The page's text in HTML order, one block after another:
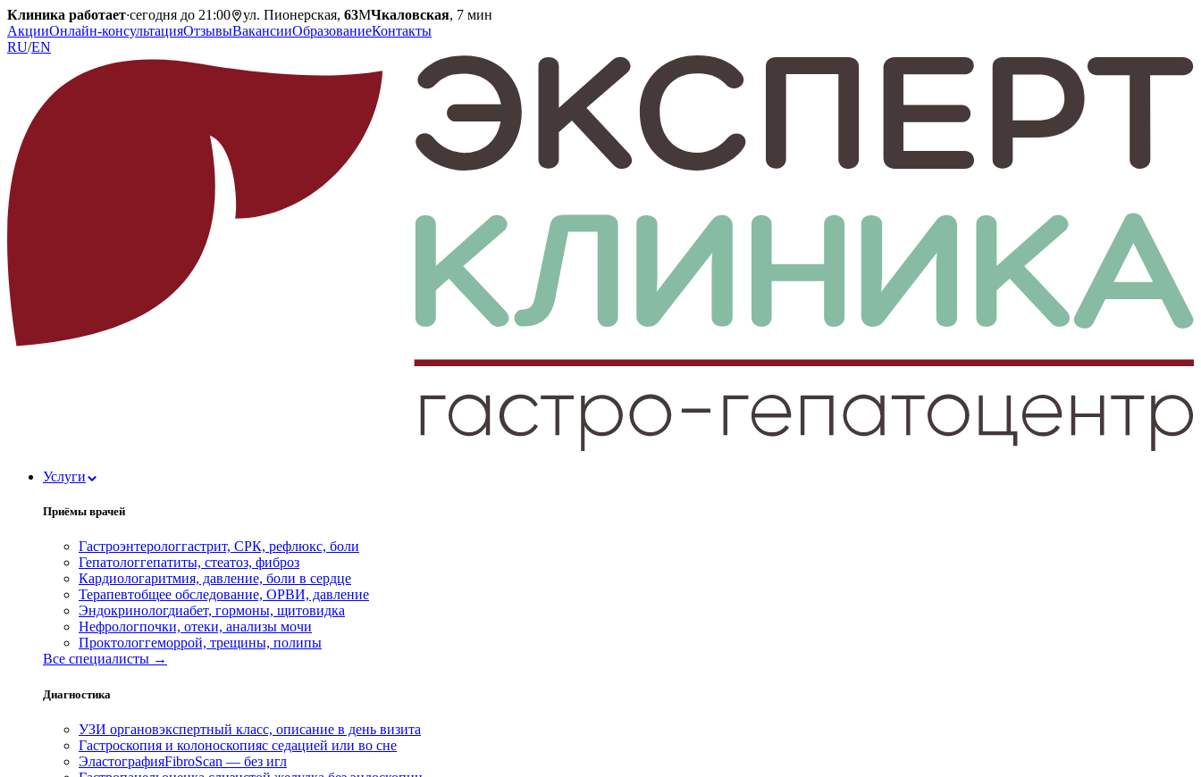
Клиника работает·сегодня до 21:00 ул. Пионерская, 63МЧкаловская, 7 мин
АкцииОнлайн-консультацияОтзывыВакансииОбразованиеКонтакты
RU/EN
Услуги
Приёмы врачей
Гастроэнтерологгастрит, СРК, рефлюкс, боли
Гепатологгепатиты, стеатоз, фиброз
Кардиологаритмия, давление, боли в сердце
Терапевтобщее обследование, ОРВИ, давление
Эндокринологдиабет, гормоны, щитовидка
Нефрологпочки, отеки, анализы мочи
Проктологгеморрой, трещины, полипы
Все специалисты →
Диагностика
УЗИ органовэкспертный класс, описание в день визита
Гастроскопия и колоноскопияс седацией или во сне
ЭластографияFibroScan — без игл